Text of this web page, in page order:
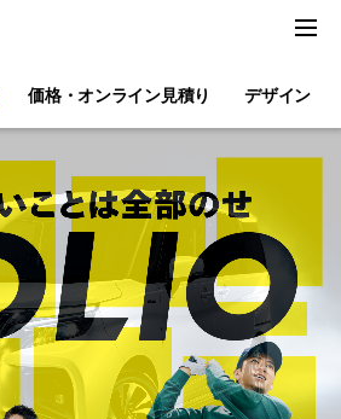
価格・オンライン見積り デザイン